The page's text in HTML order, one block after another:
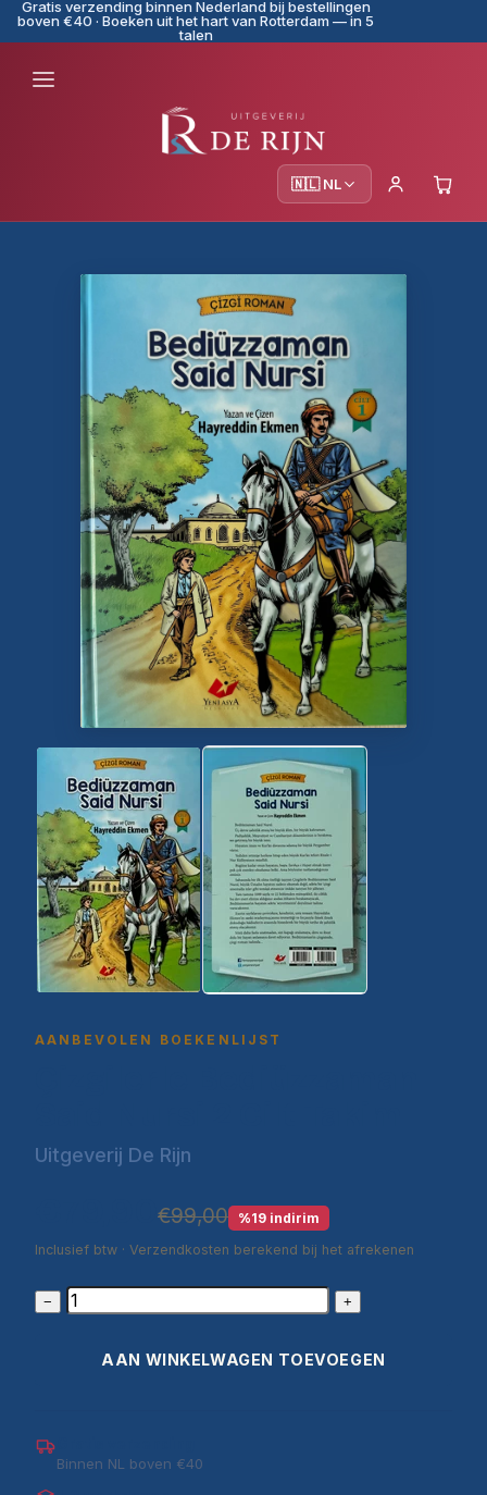
Gratis verzending binnen Nederland bij bestellingen
boven €40 · Boeken uit het hart van Rotterdam — in 5
talen
🇳🇱 NL
AANBEVOLEN BOEKENLIJST
Uitgeverij De Rijn
€99,00
%19 indirim
Inclusief btw · Verzendkosten berekend bij het afrekenen
− +
AAN WINKELWAGEN TOEVOEGEN
Binnen NL boven €40